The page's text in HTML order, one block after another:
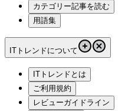
カテゴリー記事を読む
用語集
ITトレンドについて
ITトレンドとは
ご利用規約
レビューガイドライン